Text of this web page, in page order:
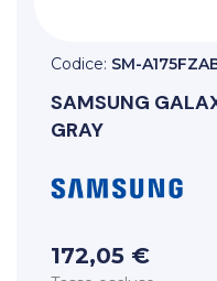
Codice: SM-
SAMSUNG
GRAY
172,05 €